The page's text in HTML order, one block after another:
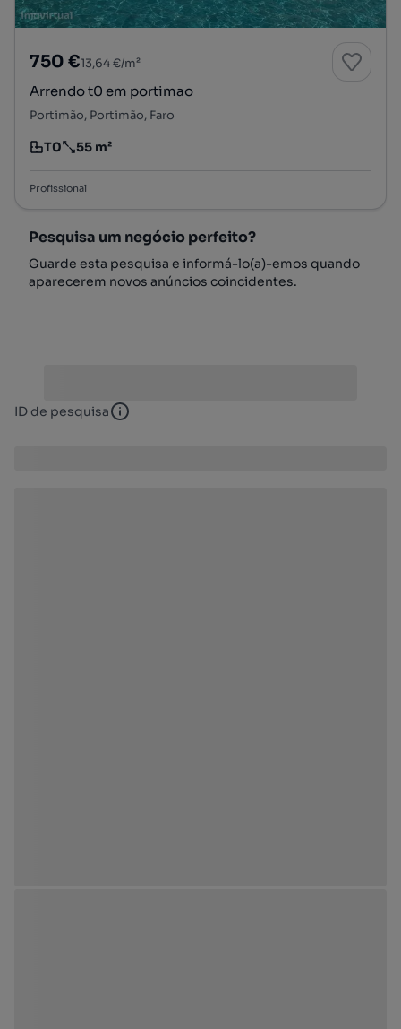
750 €13,64 €/m²
Arrendo t0 em portimao
Portimão, Portimão, Faro
Tipologia
T0
Preço por metro quadrado
55 m²
Profissional
Pesquisa um negócio perfeito?
Guarde esta pesquisa e informá-lo(a)-emos quando
aparecerem novos anúncios coincidentes.
ID de pesquisa ID de pesquisa